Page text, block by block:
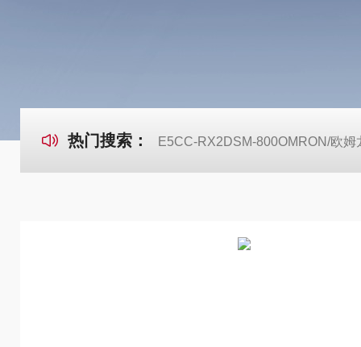
热门搜索： E5CC-RX2DSM-800OMRON/欧